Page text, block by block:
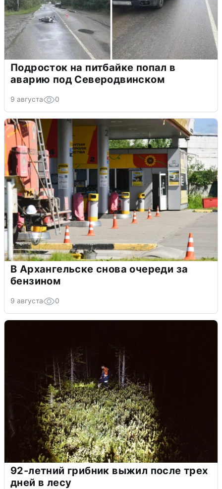
Подросток на питбайке попал в
аварию под Северодвинском
9 августа 0
В Архангельске снова очереди за
бензином
9 августа 0
92-летний грибник выжил после трех
дней в лесу